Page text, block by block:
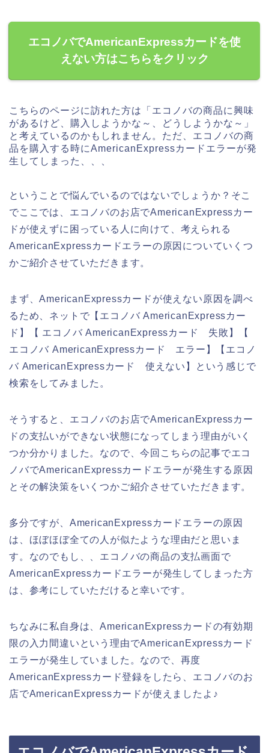
エコノバでAmericanExpressカードを使
えない方はこちらをクリック
こちらのページに訪れた方は「エコノバの商品に興味
があるけど、購入しようかな～、どうしようかな～」
と考えているのかもしれません。ただ、エコノバの商
品を購入する時にAmericanExpressカードエラーが発
生してしまった、、、
ということで悩んでいるのではないでしょうか？そこ
でここでは、エコノバのお店でAmericanExpressカー
ドが使えずに困っている人に向けて、考えられる
AmericanExpressカードエラーの原因についていくつ
かご紹介させていただきます。
まず、AmericanExpressカードが使えない原因を調べ
るため、ネットで【エコノバ AmericanExpressカー
ド】【 エコノバ AmericanExpressカード 失敗】【
エコノバ AmericanExpressカード エラー】【エコノ
バ AmericanExpressカード 使えない】という感じで
検索をしてみました。
そうすると、エコノバのお店でAmericanExpressカー
ドの支払いができない状態になってしまう理由がいく
つか分かりました。なので、今回こちらの記事でエコ
ノバでAmericanExpressカードエラーが発生する原因
とその解決策をいくつかご紹介させていただきます。
多分ですが、AmericanExpressカードエラーの原因
は、ほぼほぼ全ての人が似たような理由だと思いま
す。なのでもし、、エコノバの商品の支払画面で
AmericanExpressカードエラーが発生してしまった方
は、参考にしていただけると幸いです。
ちなみに私自身は、AmericanExpressカードの有効期
限の入力間違いという理由でAmericanExpressカード
エラーが発生していました。なので、再度
AmericanExpressカード登録をしたら、エコノバのお
店でAmericanExpressカードが使えましたよ♪